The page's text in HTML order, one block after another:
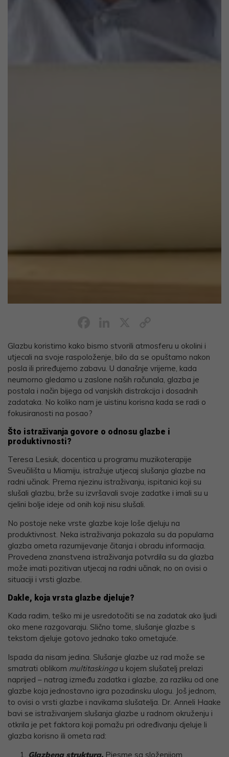
Link
Glazbu koristimo kako bismo stvorili atmosferu u okolini i
utjecali na svoje raspoloženje, bilo da se opuštamo nakon
posla ili priređujemo zabavu. U današnje vrijeme, kada
neumorno gledamo u zaslone naših računala, glazba je
postala i način bijega od vanjskih distrakcija i dosadnih
zadataka. No koliko nam je uistinu korisna kada se radi o
fokusiranosti na posao?
Što istraživanja govore o odnosu glazbe i
produktivnosti?
Teresa Lesiuk, docentica u programu muzikoterapije
Sveučilišta u Miamiju, istražuje utjecaj slušanja glazbe na
radni učinak. Prema njezinu istraživanju, ispitanici koji su
slušali glazbu, brže su izvršavali svoje zadatke i imali su u
cjelini bolje ideje od onih koji nisu slušali.
No postoje neke vrste glazbe koje loše djeluju na
produktivnost. Neka istraživanja pokazala su da popularna
glazba ometa razumijevanje čitanja i obradu informacija.
Provedena znanstvena istraživanja potvrdila su da glazba
može imati pozitivan utjecaj na radni učinak, no on ovisi o
situaciji i vrsti glazbe.
Dakle, koja vrsta glazbe djeluje?
Kada radim, teško mi je usredotočiti se na zadatak ako ljudi
oko mene razgovaraju. Slično tome, slušanje glazbe s
tekstom djeluje gotovo jednako tako ometajuće.
Ispada da nisam jedina. Slušanje glazbe uz rad može se
smatrati oblikom multitaskingau kojem slušatelj prelazi
naprijed – natrag između zadatka i glazbe, za razliku od one
glazbe koja jednostavno igra pozadinsku ulogu. Još jednom,
to ovisi o vrsti glazbe i navikama slušatelja. Dr. Anneli Haake
bavi se istraživanjem slušanja glazbe u radnom okruženju i
otkrila je pet faktora koji pomažu pri određivanju djeluje li
glazba korisno ili ometa rad:
Glazbena struktura. Pjesme sa složenijom